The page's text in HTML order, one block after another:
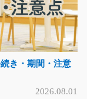
け作業/y01_
き・期間・注意
2026.08.01